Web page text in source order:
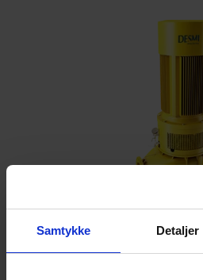
Samtykke Detaljer